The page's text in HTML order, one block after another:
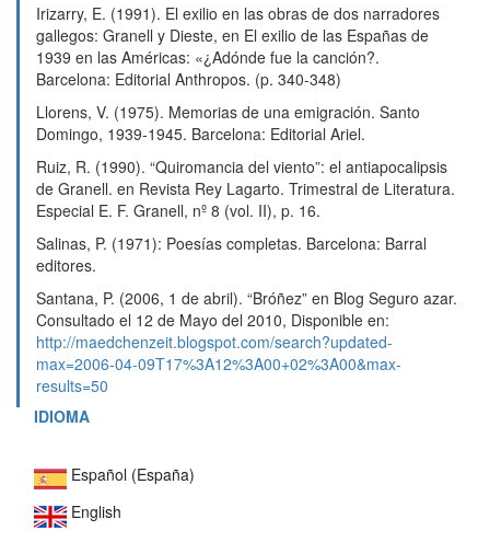
Irizarry, E. (1991). El exilio en las obras de dos narradores
gallegos: Granell y Dieste, en El exilio de las Españas de
1939 en las Américas: «¿Adónde fue la canción?.
Barcelona: Editorial Anthropos. (p. 340-348)
Llorens, V. (1975). Memorias de una emigración. Santo
Domingo, 1939-1945. Barcelona: Editorial Ariel.
Ruiz, R. (1990). “Quiromancia del viento”: el antiapocalipsis
de Granell. en Revista Rey Lagarto. Trimestral de Literatura.
Especial E. F. Granell, nº 8 (vol. II), p. 16.
Salinas, P. (1971): Poesías completas. Barcelona: Barral
editores.
Santana, P. (2006, 1 de abril). “Bróñez” en Blog Seguro azar.
Consultado el 12 de Mayo del 2010, Disponible en:
http://maedchenzeit.blogspot.com/search?updated-
max=2006-04-09T17%3A12%3A00+02%3A00&max-
results=50
IDIOMA
Español (España)
English